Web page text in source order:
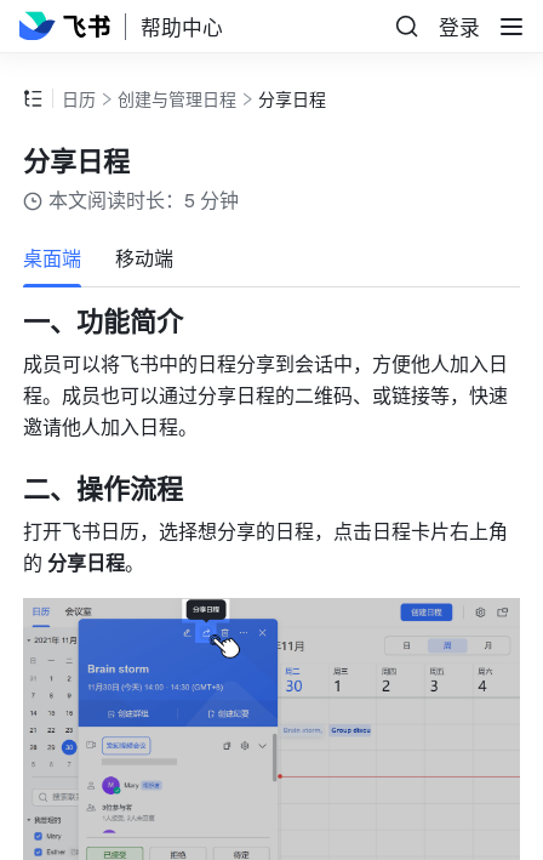
帮助中心 登录
日历 创建与管理日程 分享日程
分享日程
本文阅读时长：5 分钟
桌面端 移动端
一、功能简介
成员可以将飞书中的日程分享到会话中，方便他人加入日
程。成员也可以通过分享日程的二维码、或链接等，快速
邀请他人加入日程。
二、操作流程
打开飞书日历，选择想分享的日程，点击日程卡片右上角
的 分享日程。